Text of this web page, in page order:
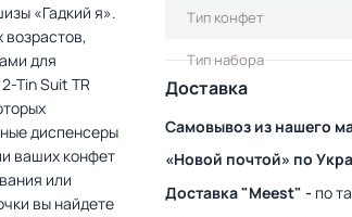
«Гадкий я».
для
Tin Suit TR
диспенсеры
ваших конфет
или
вы найдете
Тип конфет
Тип набора
Доставка
Самовывоз из нашего
«Новой почтой» по
Доставка "Meest" - по